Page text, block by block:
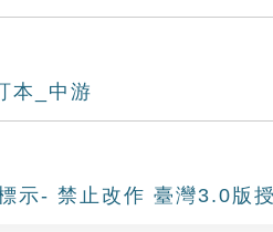
本_中游
示- 禁止改作 臺灣3.0版